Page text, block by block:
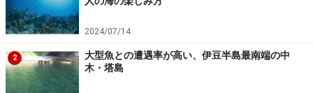
2024/07/14
2
大型魚との遭遇率が高い、伊豆半島最南端の中
木・塔島